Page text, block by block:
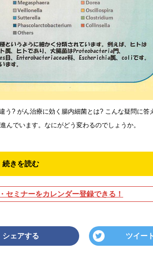
う? がん治療に効く腸内細菌とは? こんな疑問に答
んでいます。なにがどう変わるのでしょうか。
続きを読む
ミナーをカレンダー登録できる！
シェアする ツイー